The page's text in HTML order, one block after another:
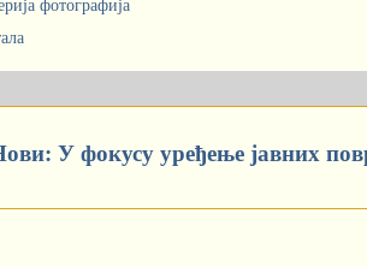
фотографија
У фокусу уређење јавних